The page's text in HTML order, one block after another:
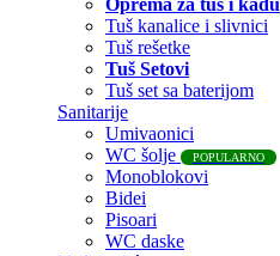
Oprema za tuš i kadu
Tuš kanalice i slivnici
Tuš rešetke
Tuš Setovi
Tuš set sa baterijom
Sanitarije
Umivaonici
WC šolje
POPULARNO
Monoblokovi
Bidei
Pisoari
WC daske